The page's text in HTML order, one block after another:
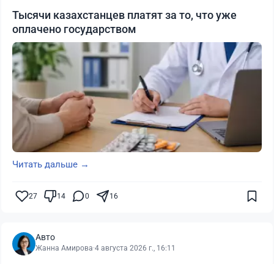
Тысячи казахстанцев платят за то, что уже
оплачено государством
Читать дальше →
27 14 0 16
Авто
Жанна Амирова·4 августа 2026 г., 16:11